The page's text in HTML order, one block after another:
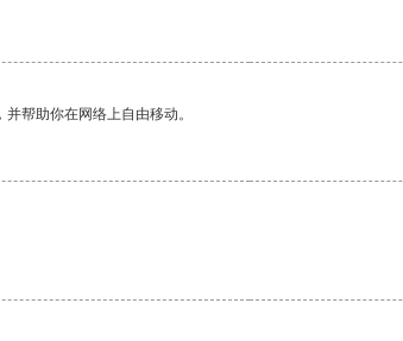
帮助你在网络上自由移动。